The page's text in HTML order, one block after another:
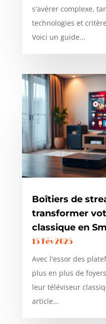
s'avérer complexe,
technologies et
Voici un guide...
Boîtiers de
transformer
classique en
15 Fév 2025
Avec l'essor des
plus en plus de
leur téléviseur
article...